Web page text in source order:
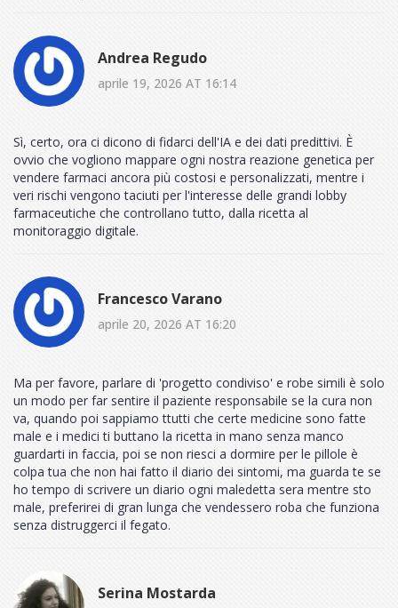
Andrea Regudo
aprile 19, 2026 AT 16:14
Sì, certo, ora ci dicono di fidarci dell'IA e dei dati predittivi. È
ovvio che vogliono mappare ogni nostra reazione genetica per
vendere farmaci ancora più costosi e personalizzati, mentre i
veri rischi vengono taciuti per l'interesse delle grandi lobby
farmaceutiche che controllano tutto, dalla ricetta al
monitoraggio digitale.
Francesco Varano
aprile 20, 2026 AT 16:20
Ma per favore, parlare di 'progetto condiviso' e robe simili è solo
un modo per far sentire il paziente responsabile se la cura non
va, quando poi sappiamo ttutti che certe medicine sono fatte
male e i medici ti buttano la ricetta in mano senza manco
guardarti in faccia, poi se non riesci a dormire per le pillole è
colpa tua che non hai fatto il diario dei sintomi, ma guarda te se
ho tempo di scrivere un diario ogni maledetta sera mentre sto
male, preferirei di gran lunga che vendessero roba che funziona
senza distruggerci il fegato.
Serina Mostarda